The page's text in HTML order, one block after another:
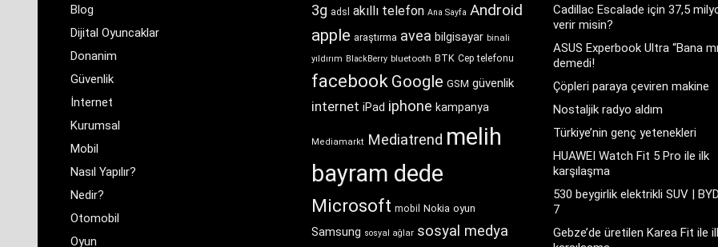
Blog
Dijital Oyuncaklar
Donanim
Güvenlik
İnternet
Kurumsal
Mobil
Nasıl Yapılır?
Nedir?
Otomobil
Oyun
3g adsl akıllı telefon Ana Sayfa Android
apple araştırma avea bilgisayar binali
yıldırım BlackBerry bluetooth BTK Cep telefonu
facebook Google GSM güvenlik
internet iPad iphone kampanya
Mediamarkt Mediatrend melih
bayram dede
Microsoft mobil Nokia oyun
Samsung sosyal ağlar sosyal medya
Cadillac Escalade için 37,5
verir misin?
ASUS Experbook Ultra “Bana
demedi!
Çöpleri paraya çeviren makine
Nostaljik radyo aldım
Türkiye’nin genç yetenekleri
HUAWEI Watch Fit 5 Pro ile ilk
karşılaşma
530 beygirlik elektrikli SUV |
7
Gebze’de üretilen Karea Fit ile